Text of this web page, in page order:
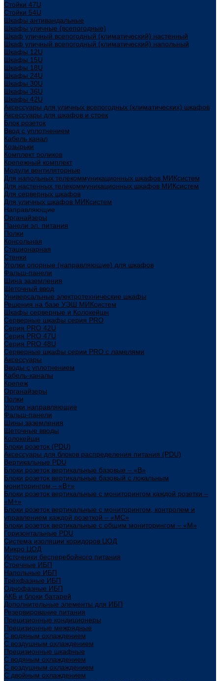
Стойки 47U
Стойки 54U
Шкафы антивандальные
Шкафы уличные (всепогодные)
Шкаф уличный всепогодный (климатический) настенный
Шкаф уличный всепогодный (климатический) напольный
Шкафы 12U
Шкафы 15U
Шкафы 18U
Шкафы 24U
Шкафы 30U
Шкафы 36U
Шкафы 42U
Аксессуары для уличных всепогодных (климатических) шкафов
Аксессуары для шкафов и стоек
Блок розеток
Ввод с уплотнением
Кабель канал
Козырьки
Комплект роликов
Крепежный комплект
Модули вентиляторные
Для напольных телекоммуникационных шкафов МИКсистем
Для настенных телекоммуникационных шкафов МИКсистем
Для серверных шкафов
Для уличных шкафов МИКсистем
Направляющие
Органайзеры
Панели эл. питания
Полки
Консольная
Стационарная
Стенки
Уголки опорные (направляющие) для шкафов
Фальш-панели
Шина заземления
Щеточный ввод
Универсальные электротехнические шкафы
Решения на базе УЭШ МИКсистем
Шкафы серверные и Колокейшн
Серверные шкафы серия PRO
Серия PRO 42U
Серия PRO 47U
Серия PRO 48U
Серверные шкафы серии PRO с ламелями
Аксессуары
Вводы с уплотнением
Кабель-каналы
Крепеж
Органайзеры
Полки
Уголки направляющие
Фальш-панели
Шины заземления
Щеточные вводы
Колокейшн
Блоки розеток (PDU)
Аксессуары для блоков распределения питания (PDU)
Вертикальные PDU
Блоки розеток вертикальные базовые – «В»
Блоки розеток вертикальные базовый с локальным
мониторингом – «В+»
Блоки розеток вертикальные с мониторингом каждой розетки –
«М+»
Блоки розеток вертикальные с мониторингом, контролем и
управлением каждой розеткой – «МС»
Блоки розеток вертикальные с общим мониторингом – «М»
Горизонтальные PDU
Система изоляции коридоров ЦОД
Микро ЦОД
Источники бесперебойного питания
Стоечные ИБП
Напольные ИБП
Трёхфазные ИБП
Однофазные ИБП
АКБ и блоки батарей
Дополнительные элементы для ИБП
Резервирование питания
Прецизионные кондиционеры
Прецизионные межрядные
С водяным охлаждением
С воздушным охлаждением
Прецизионные шкафные
С водяным охлаждением
С воздушным охлаждением
С двойным охлаждением